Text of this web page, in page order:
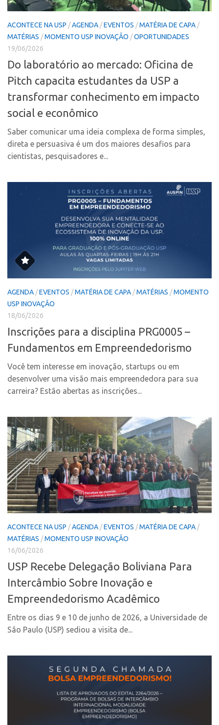
Polo São Carlos
Programas
Bolsa Empreendedorismo
Conexão USP
Inteligência Competitiva
EMBRAPIIs
CEPIDs
CEPIX
CPEs
InovaUSP
Comunicação
Eventos
Agenda AUSPIN
Fala Inovação
Premiações
Edição 2019
Edição 2017
Inovação em Números
Propriedade Intelectual
Formas de Proteção
Patentes
Marcas
Cultivares
Desenho Industrial
Buscar Anterioridade
Portal do Inventor
Leis e Normas
Transferência de Tecnologia
ACONTECE NA USP /AGENDA /EVENTOS /MATÉRIA DE CAPA /
MATÉRIAS /MOMENTO USP INOVAÇÃO /OPORTUNIDADES
19/06/2026
Do laboratório ao mercado: Oficina de
Pitch capacita estudantes da USP a
transformar conhecimento em impacto
social e econômico
Saber comunicar uma ideia complexa de forma simples,
direta e persuasiva é um dos maiores desafios para
cientistas, pesquisadores e...
AGENDA /EVENTOS /MATÉRIA DE CAPA /MATÉRIAS /MOMENTO
USP INOVAÇÃO
18/06/2026
Inscrições para a disciplina PRG0005 –
Fundamentos em Empreendedorismo
Você tem interesse em inovação, startups ou em
desenvolver uma visão mais empreendedora para sua
carreira? Estão abertas as inscrições...
ACONTECE NA USP /AGENDA /EVENTOS /MATÉRIA DE CAPA /
MATÉRIAS /MOMENTO USP INOVAÇÃO
16/06/2026
USP Recebe Delegação Boliviana Para
Intercâmbio Sobre Inovação e
Empreendedorismo Acadêmico
Entre os dias 9 e 10 de junho de 2026, a Universidade de
São Paulo (USP) sediou a visita de...